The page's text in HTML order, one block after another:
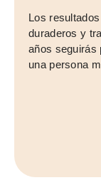
Los
duraderos y
años seguirás
una persona